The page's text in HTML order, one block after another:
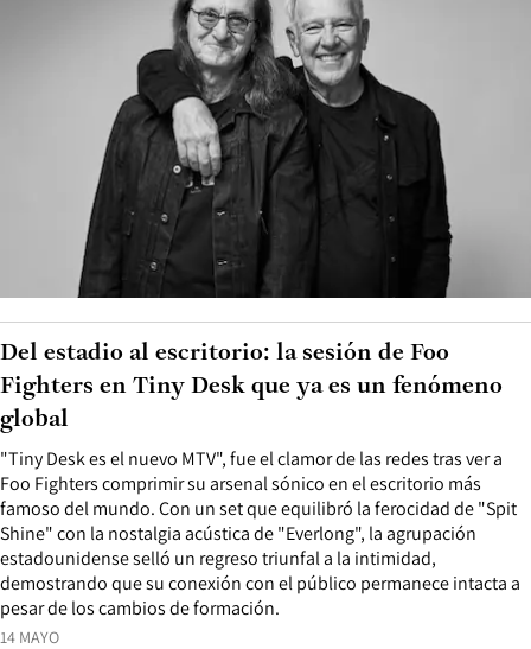
14 MAYO
"Tiny Desk es el nuevo MTV", fue el clamor de las redes tras ver a
Foo Fighters comprimir su arsenal sónico en el escritorio más
famoso del mundo. Con un set que equilibró la ferocidad de "Spit
Shine" con la nostalgia acústica de "Everlong", la agrupación
estadounidense selló un regreso triunfal a la intimidad,
demostrando que su conexión con el público permanece intacta a
pesar de los cambios de formación.
Del estadio al escritorio: la sesión de Foo
Fighters en Tiny Desk que ya es un fenómeno
global